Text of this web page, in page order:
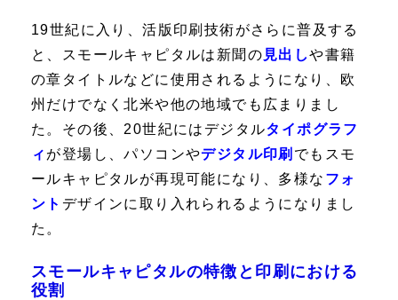
19世紀に入り、活版印刷技術がさらに普及する
と、スモールキャピタルは新聞の 見出しや書籍
の章タイトルなどに使用されるようになり、欧
州だけでなく北米や他の地域でも広まりまし
た。その後、20世紀にはデジタルタイポグラフ
ィ が登場し、パソコンやデジタル印刷 でもスモ
ールキャピタルが再現可能になり、多様な フォ
ント デザインに取り入れられるようになりまし
た。
スモールキャピタルの特徴と印刷における
役割